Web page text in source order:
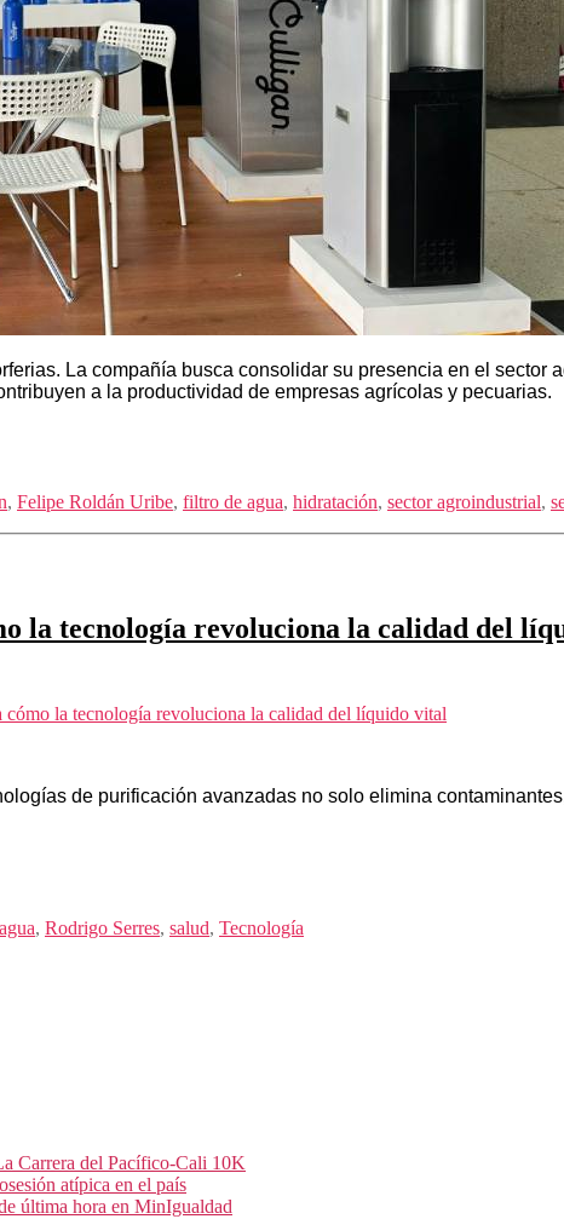
La compañía busca consolidar su presencia en el sector
a la productividad de empresas agrícolas y pecuarias.
, Felipe Roldán Uribe, filtro de agua, hidratación, sector agroindustrial,
la tecnología revoluciona la calidad del
cómo la tecnología revoluciona la calidad del líquido vital
de purificación avanzadas no solo elimina
, Rodrigo Serres, salud, Tecnología
Carrera del Pacífico-Cali 10K
atípica en el país
última hora en MinIgualdad